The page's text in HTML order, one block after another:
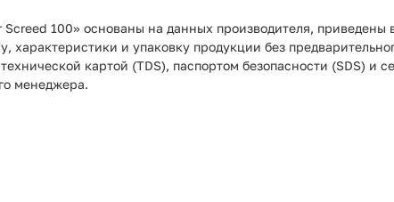
100» основаны на данных производителя, приведены
и упаковку продукции без
картой (TDS), паспортом безопасности (SDS) и
менеджера.